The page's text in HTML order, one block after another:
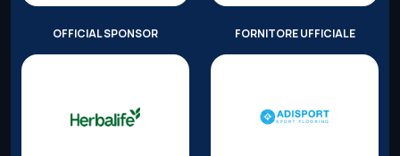
OFFICIAL SPONSOR FORNITORE UFFICIALE